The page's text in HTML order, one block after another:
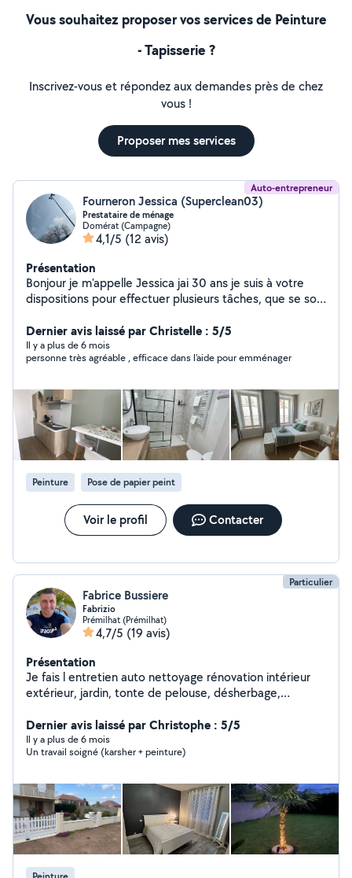
Vous souhaitez proposer vos services de Peinture
- Tapisserie ?
Inscrivez-vous et répondez aux demandes près de chez
vous !
Proposer mes services
Auto-entrepreneur
Fourneron Jessica (Superclean03)
Prestataire de ménage
Domérat (Campagne)
4,1/5 (12 avis)
Présentation
Bonjour je m'appelle Jessica jai 30 ans je suis à votre
dispositions pour effectuer plusieurs tâches, que se soit
Dernier avis laissé par Christelle : 5/5
Il y a plus de 6 mois
personne très agréable , efficace dans l'aide pour emménager
Peinture Pose de papier peint
Voir le profil Contacter
Particulier
Fabrice Bussiere
Fabrizio
Prémilhat (Prémilhat)
4,7/5 (19 avis)
Présentation
Je fais l entretien auto nettoyage rénovation intérieur
extérieur, jardin, tonte de pelouse, désherbage,
transport pose carrelage faïence plantation jardin
Dernier avis laissé par Christophe : 5/5
Il y a plus de 6 mois
Un travail soigné (karsher + peinture)